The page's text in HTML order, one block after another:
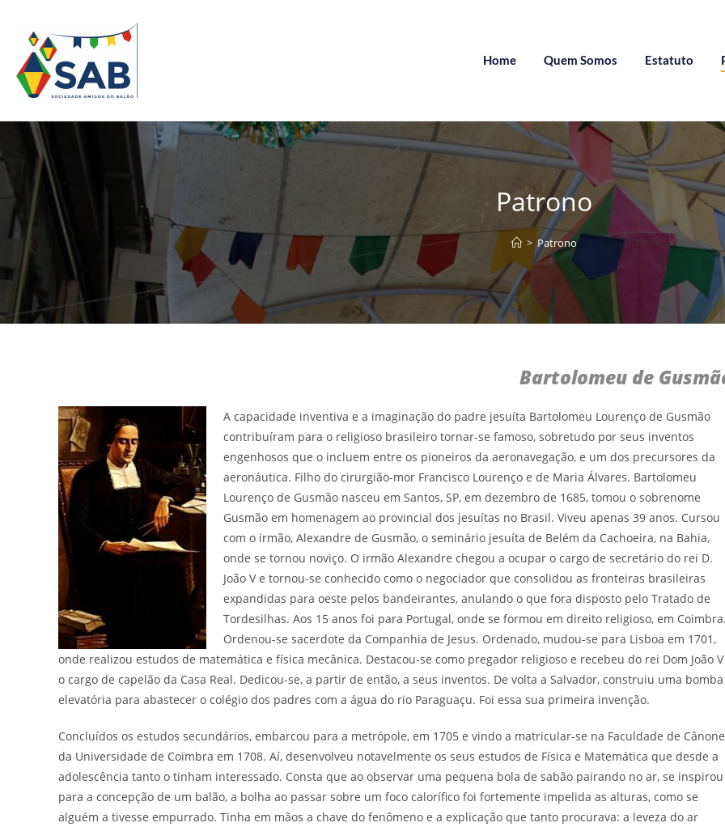
Home Quem Somos Estatuto
Patrono
> Patrono
Bartolomeu de
A capacidade inventiva e a imaginação do padre jesuíta Bartolomeu Lourenço de Gusmão
contribuíram para o religioso brasileiro tornar-se famoso, sobretudo por seus inventos
engenhosos que o incluem entre os pioneiros da aeronavegação, e um dos precursores da
aeronáutica. Filho do cirurgião-mor Francisco Lourenço e de Maria Álvares. Bartolomeu
Lourenço de Gusmão nasceu em Santos, SP, em dezembro de 1685, tomou o sobrenome
Gusmão em homenagem ao provincial dos jesuítas no Brasil. Viveu apenas 39 anos. Cursou
com o irmão, Alexandre de Gusmão, o seminário jesuíta de Belém da Cachoeira, na Bahia,
onde se tornou noviço. O irmão Alexandre chegou a ocupar o cargo de secretário do rei D.
João V e tornou-se conhecido como o negociador que consolidou as fronteiras brasileiras
expandidas para oeste pelos bandeirantes, anulando o que fora disposto pelo Tratado de
Tordesilhas. Aos 15 anos foi para Portugal, onde se formou em direito religioso, em
Ordenou-se sacerdote da Companhia de Jesus. Ordenado, mudou-se para Lisboa em 1701,
onde realizou estudos de matemática e física mecânica. Destacou-se como pregador religioso e recebeu do rei Dom João V
o cargo de capelão da Casa Real. Dedicou-se, a partir de então, a seus inventos. De volta a Salvador, construiu uma bomba
elevatória para abastecer o colégio dos padres com a água do rio Paraguaçu. Foi essa sua primeira invenção.
Concluídos os estudos secundários, embarcou para a metrópole, em 1705 e vindo a matricular-se na Faculdade de
da Universidade de Coimbra em 1708. Aí, desenvolveu notavelmente os seus estudos de Física e Matemática que desde a
adolescência tanto o tinham interessado. Consta que ao observar uma pequena bola de sabão pairando no ar, se inspirou
para a concepção de um balão, a bolha ao passar sobre um foco calorífico foi fortemente impelida as alturas, como se
alguém a tivesse empurrado. Tinha em mãos a chave do fenômeno e a explicação que tanto procurava: a leveza do ar